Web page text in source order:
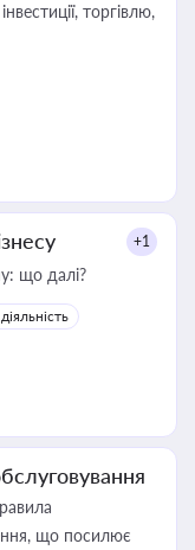
торгівлю,
+1
що далі?
що посилює